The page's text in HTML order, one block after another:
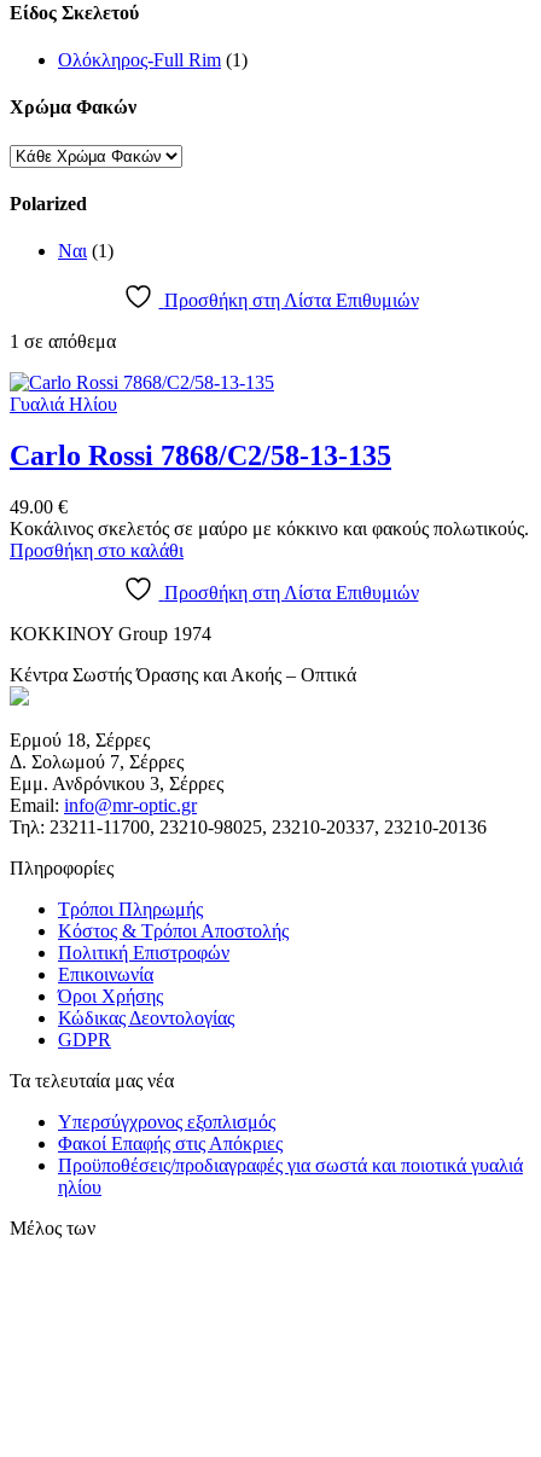
Είδος Σκελετού
Ολόκληρος-Full Rim (1)
Χρώμα Φακών
Polarized
Ναι (1)
Προσθήκη στη Λίστα Επιθυμιών
1 σε απόθεμα
Γυαλιά Ηλίου
Carlo Rossi 7868/C2/58-13-135
49.00 €
Κοκάλινος σκελετός σε μαύρο με κόκκινο και φακούς πολωτικούς.
Προσθήκη στο καλάθι
Προσθήκη στη Λίστα Επιθυμιών
ΚΟΚΚΙΝΟΥ Group 1974
Κέντρα Σωστής Όρασης και Ακοής – Οπτικά
Ερμού 18, Σέρρες
Δ. Σολωμού 7, Σέρρες
Εμμ. Ανδρόνικου 3, Σέρρες
Email: info@mr-optic.gr
Τηλ: 23211-11700, 23210-98025, 23210-20337, 23210-20136
Πληροφορίες
Τρόποι Πληρωμής
Κόστος & Τρόποι Αποστολής
Πολιτική Επιστροφών
Επικοινωνία
Όροι Χρήσης
Κώδικας Δεοντολογίας
GDPR
Τα τελευταία μας νέα
Υπερσύγχρονος εξοπλισμός
Φακοί Επαφής στις Απόκριες
Προϋποθέσεις/προδιαγραφές για σωστά και ποιοτικά γυαλιά
ηλίου
Μέλος των